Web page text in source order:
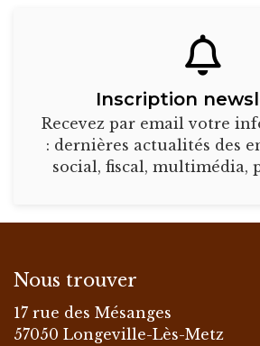
Inscription
Recevez par email votre
: dernières actualités des
social, fiscal, multimédia,
Nous trouver
17 rue des Mésanges
57050 Longeville-Lès-Metz